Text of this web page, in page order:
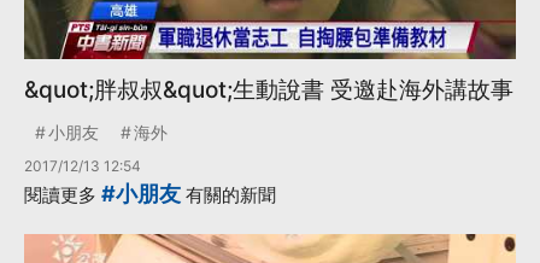
&quot;胖叔叔&quot;生動說書 受邀赴海外講故事
小朋友 海外
2017/12/13 12:54
閱讀更多 #小朋友 有關的新聞